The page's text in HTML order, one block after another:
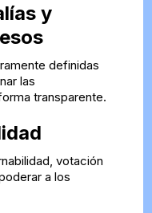
y
definidas
las
transparente.
votación
a los